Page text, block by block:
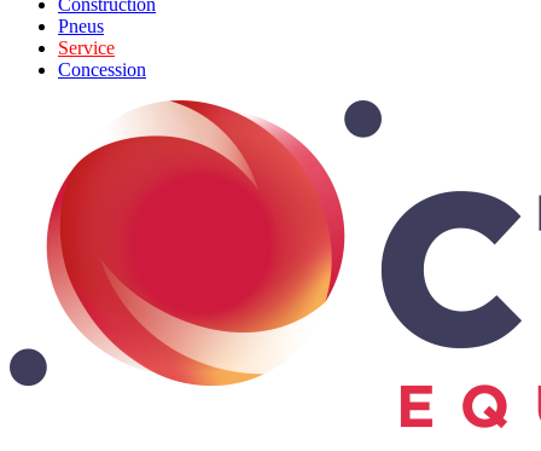
Construction
Pneus
Service
Concession